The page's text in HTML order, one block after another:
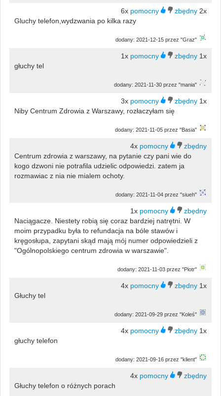
6x
2x
Gluchy telefon,wydzwania po kilka razy
dodany: 2021-12-15 przez "Graz"
1x
1x
głuchy tel
dodany: 2021-11-30 przez "mania"
3x
1x
Niby Centrum Zdrowia z Warszawy, rozłaczyłam się
dodany: 2021-11-05 przez "Basia"
4x
Centrum zdrowia z warszawy, na pytanie czy pani wie do
kogo dzwoni nie potrafila udzielic odpowiedzi. zatem ja
rozmawiac z nia nie mialem ochoty.
dodany: 2021-11-04 przez "siueh"
1x
Naciągacze. Niestety robią się coraz bardziej natrętni. W
moim przypadku była to refundacja na bóle stawów i
kręgosłupa, zapytani skąd mają mój numer odpowiedzieli z
"Ogólnopolskiego centrum zdrowia w warszawie".
dodany: 2021-11-03 przez "Piotr"
4x
1x
Głuchy tel
dodany: 2021-09-29 przez "Koleś"
4x
1x
głuchy telefon
dodany: 2021-09-16 przez "klient"
4x
Głuchy telefon o różnych porach